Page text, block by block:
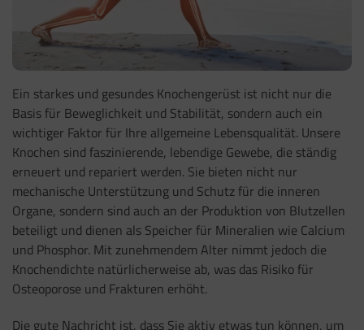
Ein starkes und gesundes Knochengerüst ist nicht nur die
Basis für Beweglichkeit und Stabilität, sondern auch ein
wichtiger Faktor für Ihre allgemeine Lebensqualität. Unsere
Knochen sind faszinierende, lebendige Gewebe, die ständig
erneuert und repariert werden. Sie bieten nicht nur
mechanische Unterstützung und Schutz für die inneren
Organe, sondern sind auch an der Produktion von Blutzellen
beteiligt und dienen als Speicher für Mineralien wie Calcium
und Phosphor. Mit zunehmendem Alter nimmt jedoch die
Knochendichte natürlicherweise ab, was das Risiko für
Osteoporose und Frakturen erhöht.
Die gute Nachricht ist, dass Sie aktiv etwas tun können, um